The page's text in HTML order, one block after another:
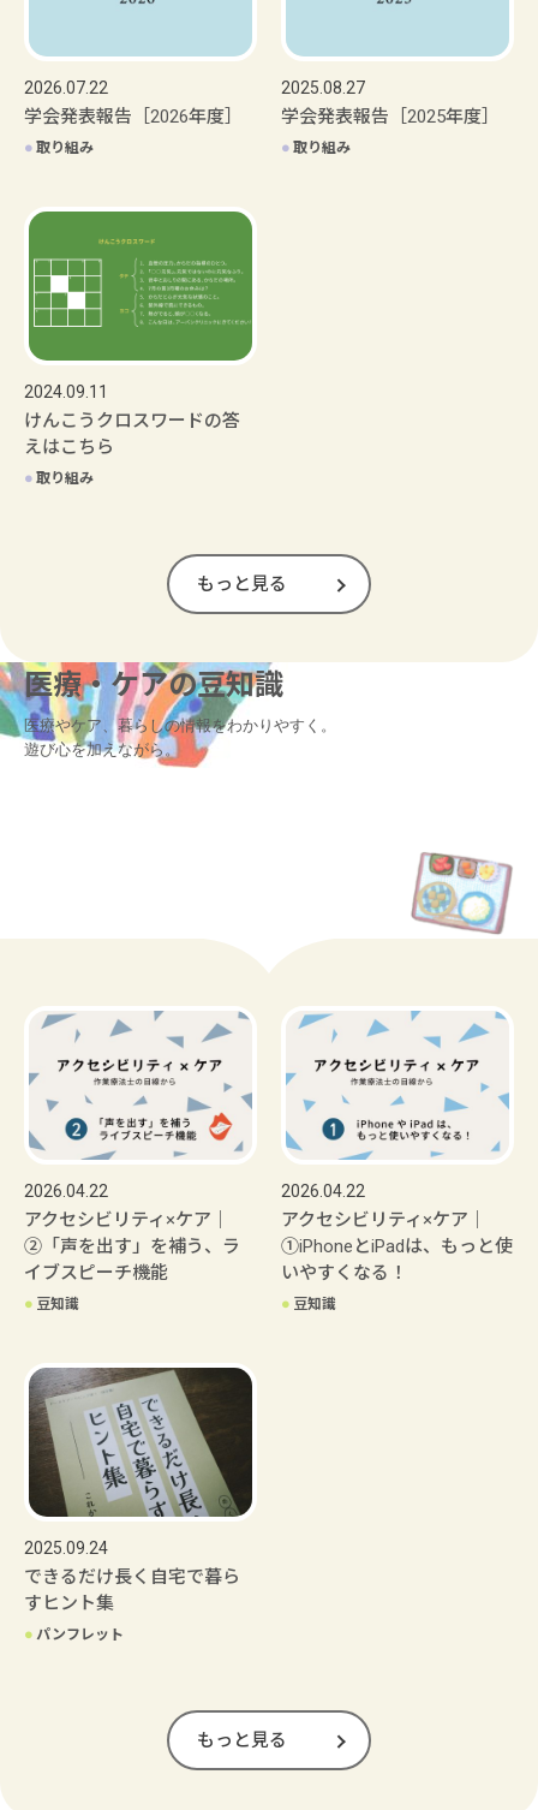
2026.07.22
学会発表報告［2026年度］
● 取り組み
2025.08.27
学会発表報告［2025年度］
● 取り組み
2024.09.11
けんこうクロスワードの答
えはこちら
● 取り組み
もっと見る
医療・ケアの豆知識
医療やケア、暮らしの情報をわかりやすく。
遊び心を加えながら。
2026.04.22
アクセシビリティ×ケア｜
②「声を出す」を補う、ラ
イブスピーチ機能
● 豆知識
2026.04.22
アクセシビリティ×ケア｜
①iPhoneとiPadは、もっと使
いやすくなる！
● 豆知識
2025.09.24
できるだけ長く自宅で暮ら
すヒント集
● パンフレット
もっと見る